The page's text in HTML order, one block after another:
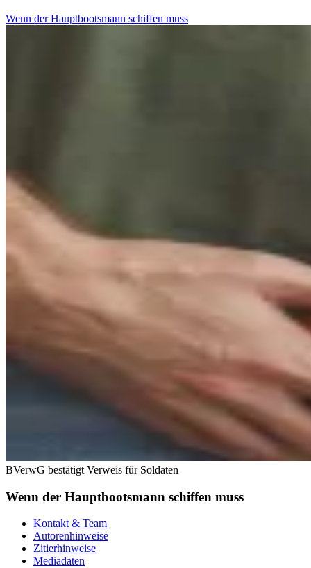
Wenn der Hauptbootsmann schiffen muss
BVerwG bestätigt Verweis für Soldaten
Wenn der Hauptbootsmann schiffen muss
Kontakt & Team
Autorenhinweise
Zitierhinweise
Mediadaten